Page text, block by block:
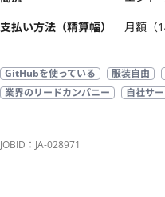
支払い方法（精算幅）
月額（
GitHubを使っている 服装自由
業界のリードカンパニー
自社サ
JOBID：JA-028971